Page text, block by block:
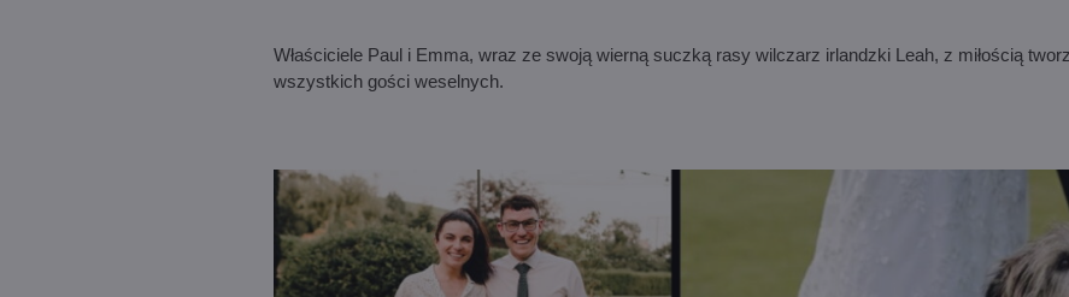
Właściciele Paul i Emma, wraz ze swoją wierną suczką rasy wilczarz irlandzki Leah, z miłością
wszystkich gości weselnych.